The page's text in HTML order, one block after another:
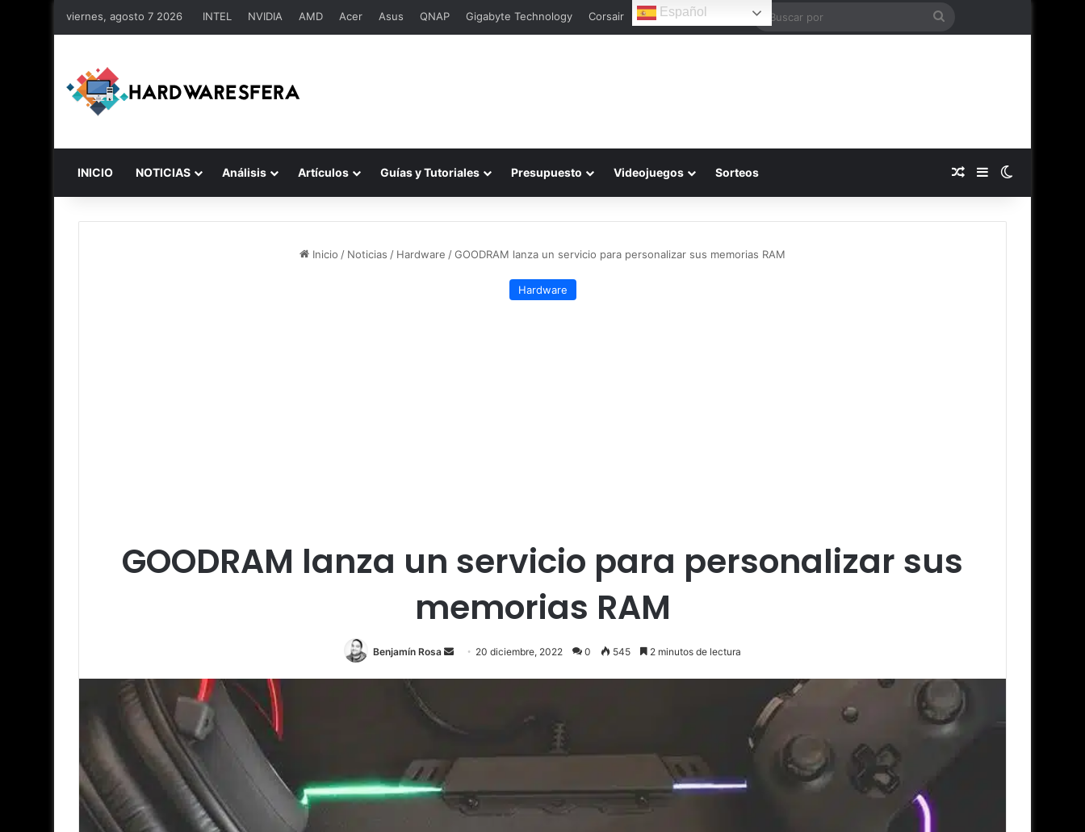
viernes, agosto 7 2026 INTEL NVIDIA AMD Acer Asus QNAP Gigabyte Technology Corsair Español
Buscar
INICIO NOTICIAS Análisis Artículos Guías y Tutoriales Presupuesto Videojuegos Sorteos Publicación al azar
Barra lateral
Inicio / Noticias / Hardware /GOODRAM lanza un servicio para personalizar sus memorias RAM
Hardware
GOODRAM lanza un servicio para personalizar sus
memorias RAM
Benjamín Rosa
Send 20 diciembre, 2022 0 545 2 minutos de lectura